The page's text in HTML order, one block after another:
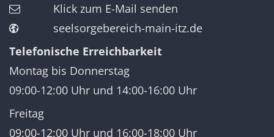
Klick zum E-Mail senden
seelsorgebereich-main-itz.de
Telefonische Erreichbarkeit
Montag bis Donnerstag
09:00-12:00 Uhr und 14:00-16:00 Uhr
Freitag
09:00-12:00 Uhr und 16:00-18:00 Uhr